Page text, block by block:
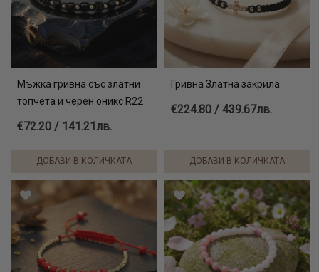
Мъжка гривна със златни
топчета и черен оникс R22
€72.20 / 141.21лв.
ДОБАВИ В КОЛИЧКАТА
Гривна Златна закрила
€224.80 / 439.67лв.
ДОБАВИ В КОЛИЧКАТА